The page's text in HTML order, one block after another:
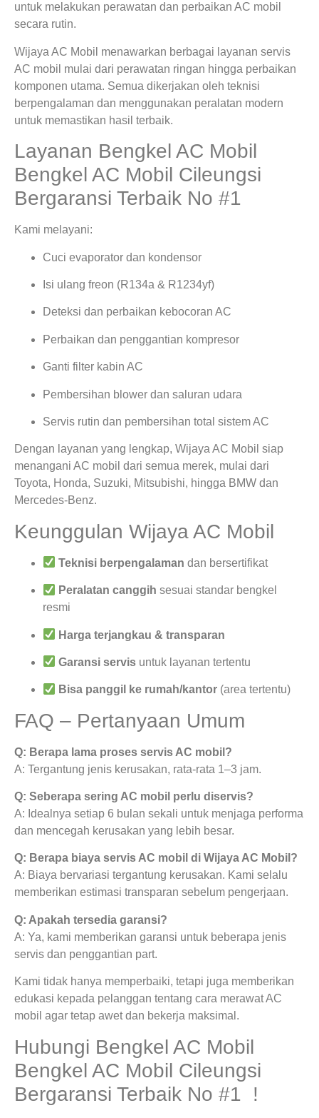
untuk melakukan perawatan dan perbaikan AC mobil
secara rutin.
Wijaya AC Mobil menawarkan berbagai layanan servis
AC mobil mulai dari perawatan ringan hingga perbaikan
komponen utama. Semua dikerjakan oleh teknisi
berpengalaman dan menggunakan peralatan modern
untuk memastikan hasil terbaik.
Layanan Bengkel AC Mobil
Bengkel AC Mobil Cileungsi
Bergaransi Terbaik No #1
Kami melayani:
Cuci evaporator dan kondensor
Isi ulang freon (R134a & R1234yf)
Deteksi dan perbaikan kebocoran AC
Perbaikan dan penggantian kompresor
Ganti filter kabin AC
Pembersihan blower dan saluran udara
Servis rutin dan pembersihan total sistem AC
Dengan layanan yang lengkap, Wijaya AC Mobil siap
menangani AC mobil dari semua merek, mulai dari
Toyota, Honda, Suzuki, Mitsubishi, hingga BMW dan
Mercedes-Benz.
Keunggulan Wijaya AC Mobil
Teknisi berpengalaman dan bersertifikat
Peralatan canggih sesuai standar bengkel
resmi
Harga terjangkau & transparan
Garansi servis untuk layanan tertentu
Bisa panggil ke rumah/kantor (area tertentu)
FAQ – Pertanyaan Umum
Q: Berapa lama proses servis AC mobil?
A: Tergantung jenis kerusakan, rata-rata 1–3 jam.
Q: Seberapa sering AC mobil perlu diservis?
A: Idealnya setiap 6 bulan sekali untuk menjaga performa
dan mencegah kerusakan yang lebih besar.
Q: Berapa biaya servis AC mobil di Wijaya AC Mobil?
A: Biaya bervariasi tergantung kerusakan. Kami selalu
memberikan estimasi transparan sebelum pengerjaan.
Q: Apakah tersedia garansi?
A: Ya, kami memberikan garansi untuk beberapa jenis
servis dan penggantian part.
Kami tidak hanya memperbaiki, tetapi juga memberikan
edukasi kepada pelanggan tentang cara merawat AC
mobil agar tetap awet dan bekerja maksimal.
Hubungi Bengkel AC Mobil
Bengkel AC Mobil Cileungsi
Bergaransi Terbaik No #1 !